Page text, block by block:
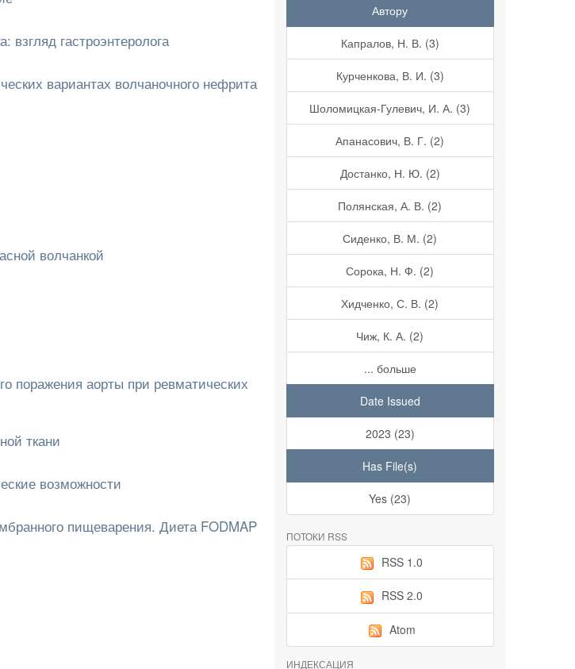
гастроэнтеролога
вариантах волчаночного нефрита
волчанкой
поражения аорты при ревматических
ткани
возможности
пищеварения. Диета FODMAP
Автору
Капралов, Н. В. (3)
Курченкова, В. И. (3)
Шоломицкая-Гулевич, И. А. (3)
Апанасович, В. Г. (2)
Достанко, Н. Ю. (2)
Полянская, А. В. (2)
Сиденко, В. М. (2)
Сорока, Н. Ф. (2)
Хидченко, С. В. (2)
Чиж, К. А. (2)
... больше
Date Issued
2023 (23)
Has File(s)
Yes (23)
ПОТОКИ RSS
RSS 1.0
RSS 2.0
Atom
ИНДЕКСАЦИЯ